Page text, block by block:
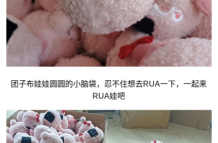
团子布娃娃 圆圆的小脑袋，忍不住想去RUA一下，一起来
RUA娃吧